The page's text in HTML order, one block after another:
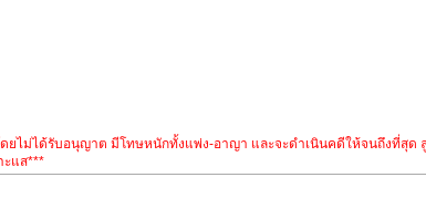
ไม่ได้รับอนุญาต มีโทษหนักทั้งแพ่ง-อาญา และจะดำเนินคดีให้จนถึงที่สุด
ะแส***